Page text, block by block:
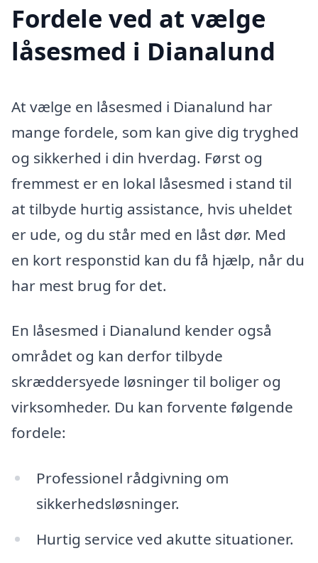
Fordele ved at vælge
låsesmed i Dianalund
At vælge en låsesmed i Dianalund har
mange fordele, som kan give dig tryghed
og sikkerhed i din hverdag. Først og
fremmest er en lokal låsesmed i stand til
at tilbyde hurtig assistance, hvis uheldet
er ude, og du står med en låst dør. Med
en kort responstid kan du få hjælp, når du
har mest brug for det.
En låsesmed i Dianalund kender også
området og kan derfor tilbyde
skræddersyede løsninger til boliger og
virksomheder. Du kan forvente følgende
fordele:
Professionel rådgivning om
sikkerhedsløsninger.
Hurtig service ved akutte situationer.